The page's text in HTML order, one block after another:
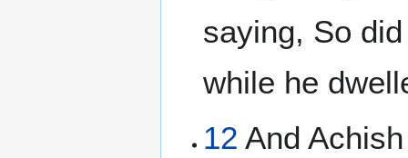
saying, So
while he
12 And